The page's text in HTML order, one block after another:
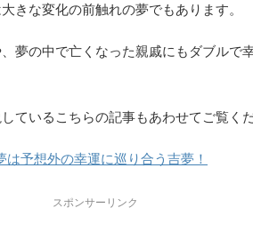
きな変化の前触れの夢でもあります。
夢の中で亡くなった親戚にもダブルで
ているこちらの記事もあわせてご覧くだ
は予想外の幸運に巡り合う吉夢！
スポンサーリンク